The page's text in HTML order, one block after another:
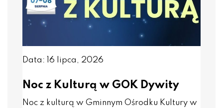
Data: 16 lipca, 2026
Noc z Kulturą w GOK Dywity
Noc z kulturą w Gminnym Ośrodku Kultury w